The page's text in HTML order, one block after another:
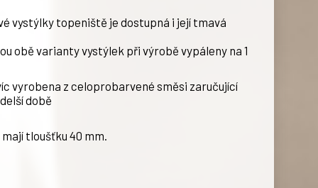
vystýlky topeniště je dostupná i její tmavá
obě varianty vystýlek při výrobě vypáleny na 1
vyrobena z celoprobarvené směsi zaručující
době
tloušťku 40 mm.